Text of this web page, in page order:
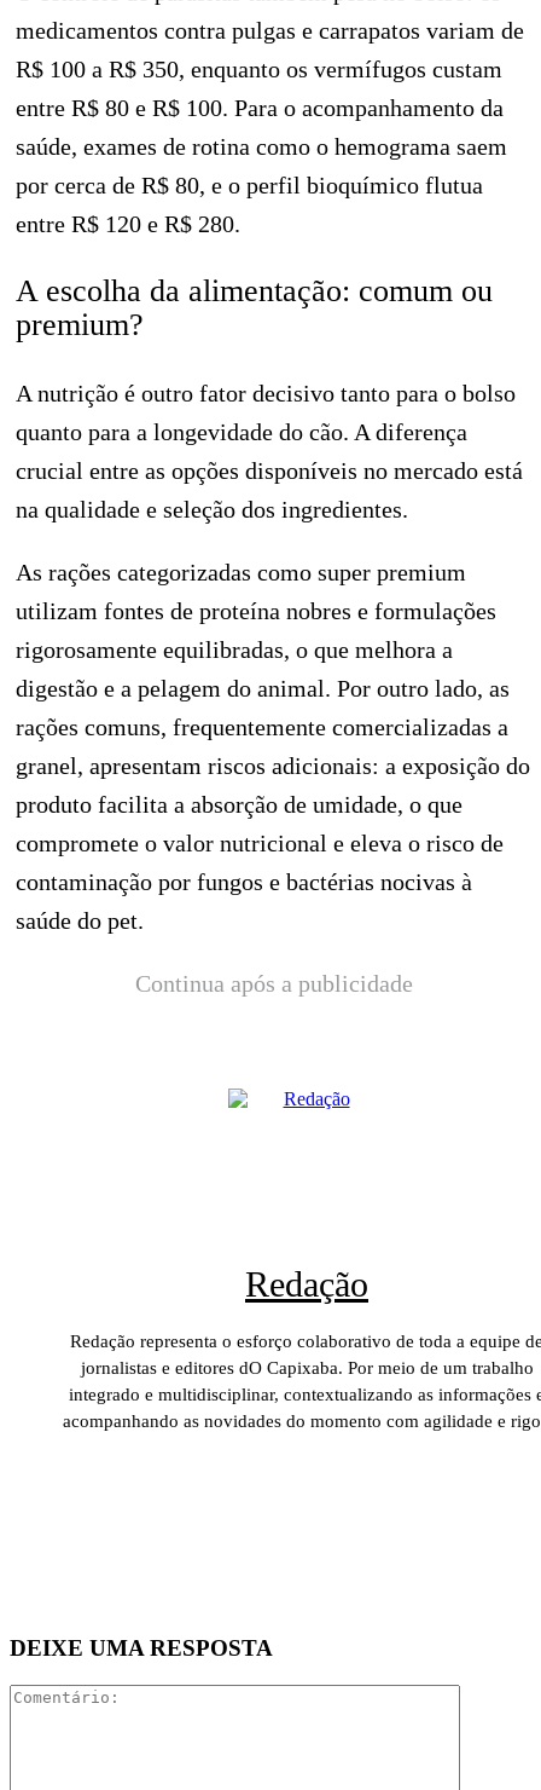
medicamentos contra pulgas e carrapatos variam de
R$ 100 a R$ 350, enquanto os vermífugos custam
entre R$ 80 e R$ 100. Para o acompanhamento da
saúde, exames de rotina como o hemograma saem
por cerca de R$ 80, e o perfil bioquímico flutua
entre R$ 120 e R$ 280.
A escolha da alimentação: comum ou
premium?
A nutrição é outro fator decisivo tanto para o bolso
quanto para a longevidade do cão. A diferença
crucial entre as opções disponíveis no mercado está
na qualidade e seleção dos ingredientes.
As rações categorizadas como super premium
utilizam fontes de proteína nobres e formulações
rigorosamente equilibradas, o que melhora a
digestão e a pelagem do animal. Por outro lado, as
rações comuns, frequentemente comercializadas a
granel, apresentam riscos adicionais: a exposição do
produto facilita a absorção de umidade, o que
compromete o valor nutricional e eleva o risco de
contaminação por fungos e bactérias nocivas à
saúde do pet.
Continua após a publicidade
Redação
Redação representa o esforço colaborativo de toda a equipe
jornalistas e editores dO Capixaba. Por meio de um trabalho
integrado e multidisciplinar, contextualizando as informações
acompanhando as novidades do momento com agilidade e
DEIXE UMA RESPOSTA